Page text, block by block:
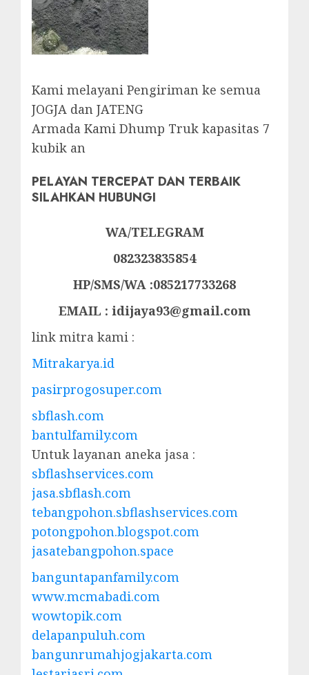
Kami melayani Pengiriman ke semua
JOGJA dan JATENG
Armada Kami Dhump Truk kapasitas 7
kubik an
PELAYAN TERCEPAT DAN TERBAIK
SILAHKAN HUBUNGI
WA/TELEGRAM
082323835854
HP/SMS/WA :085217733268
EMAIL : idijaya93@gmail.com
link mitra kami :
Mitrakarya.id
pasirprogosuper.com
sbflash.com
bantulfamily.com
Untuk layanan aneka jasa :
sbflashservices.com
jasa.sbflash.com
tebangpohon.sbflashservices.com
potongpohon.blogspot.com
jasatebangpohon.space
banguntapanfamily.com
www.mcmabadi.com
wowtopik.com
delapanpuluh.com
bangunrumahjogjakarta.com